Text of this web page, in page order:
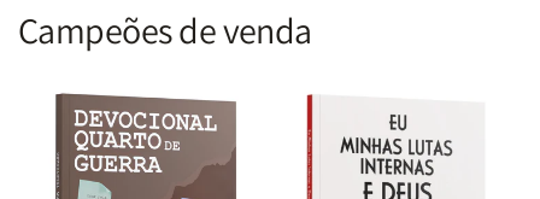
deXelotesque Deus tem levantado por todo o mundo. Desafie a
Campeões de venda